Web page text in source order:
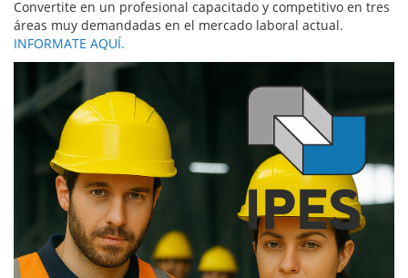
Convertite en un profesional capacitado y competitivo en tres
áreas muy demandadas en el mercado laboral actual.
INFORMATE AQUÍ.